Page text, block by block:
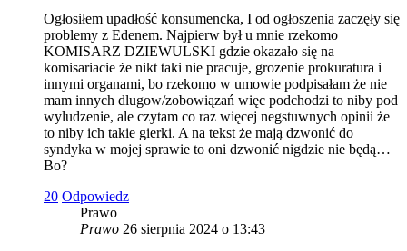
Ogłosiłem upadłość konsumencka, I od ogłoszenia zaczęły się
problemy z Edenem. Najpierw był u mnie rzekomo
KOMISARZ DZIEWULSKI gdzie okazało się na
komisariacie że nikt taki nie pracuje, grozenie prokuratura i
innymi organami, bo rzekomo w umowie podpisałam że nie
mam innych dlugow/zobowiązań więc podchodzi to niby pod
wyludzenie, ale czytam co raz więcej negstuwnych opinii że
to niby ich takie gierki. A na tekst że mają dzwonić do
syndyka w mojej sprawie to oni dzwonić nigdzie nie będą…
Bo?
20 Odpowiedz
Prawo
Prawo 26 sierpnia 2024 o 13:43